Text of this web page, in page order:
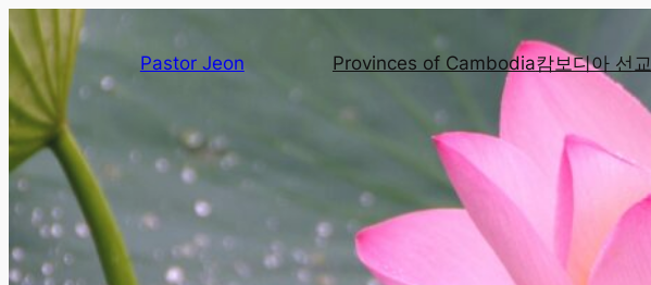
Pastor Jeon Provinces of Cambodia캄보디아 선교